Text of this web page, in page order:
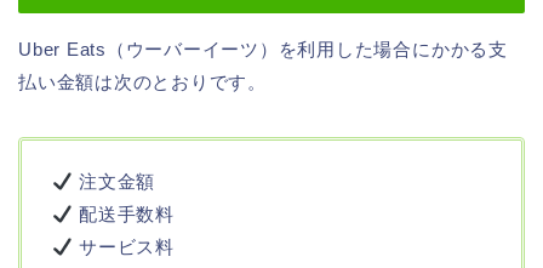
Uber Eats（ウーバーイーツ）を利用した場合にかかる支
払い金額は次のとおりです。
注文金額
配送手数料
サービス料